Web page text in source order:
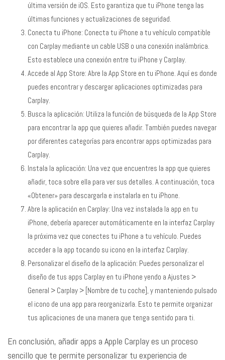
última versión de iOS. Esto garantiza que tu iPhone tenga las
últimas funciones y actualizaciones de seguridad.
Conecta tu iPhone: Conecta tu iPhone a tu vehículo compatible
con Carplay mediante un cable USB o una conexión inalámbrica.
Esto establece una conexión entre tu iPhone y Carplay.
Accede al App Store: Abre la App Store en tu iPhone. Aquí es donde
puedes encontrar y descargar aplicaciones optimizadas para
Carplay.
Busca la aplicación: Utiliza la función de búsqueda de la App Store
para encontrar la app que quieres añadir. También puedes navegar
por diferentes categorías para encontrar apps optimizadas para
Carplay.
Instala la aplicación: Una vez que encuentres la app que quieres
añadir, toca sobre ella para ver sus detalles. A continuación, toca
«Obtener» para descargarla e instalarla en tu iPhone.
Abre la aplicación en Carplay: Una vez instalada la app en tu
iPhone, debería aparecer automáticamente en la interfaz Carplay
la próxima vez que conectes tu iPhone a tu vehículo. Puedes
acceder a la app tocando su icono en la interfaz Carplay.
Personalizar el diseño de la aplicación: Puedes personalizar el
diseño de tus apps Carplay en tu iPhone yendo a Ajustes >
General > Carplay > [Nombre de tu coche], y manteniendo pulsado
el icono de una app para reorganizarla. Esto te permite organizar
tus aplicaciones de una manera que tenga sentido para ti.
En conclusión, añadir apps a Apple Carplay es un proceso
sencillo que te permite personalizar tu experiencia de